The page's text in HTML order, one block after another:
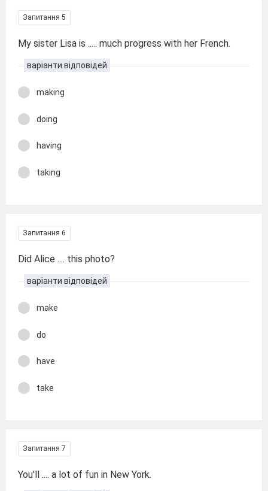
Запитання 5
My sister Lisa is ..... much progress with her French.
варіанти відповідей
making
doing
having
taking
Запитання 6
Did Alice .... this photo?
варіанти відповідей
make
do
have
take
Запитання 7
You'll .... a lot of fun in New York.